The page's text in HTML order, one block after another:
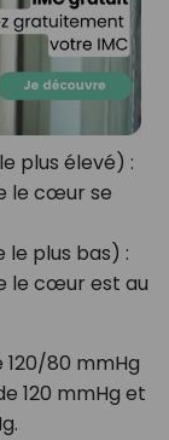
plus élevé) :
le cœur se
plus bas) :
le cœur est au
80 mmHg
120 mmHg et